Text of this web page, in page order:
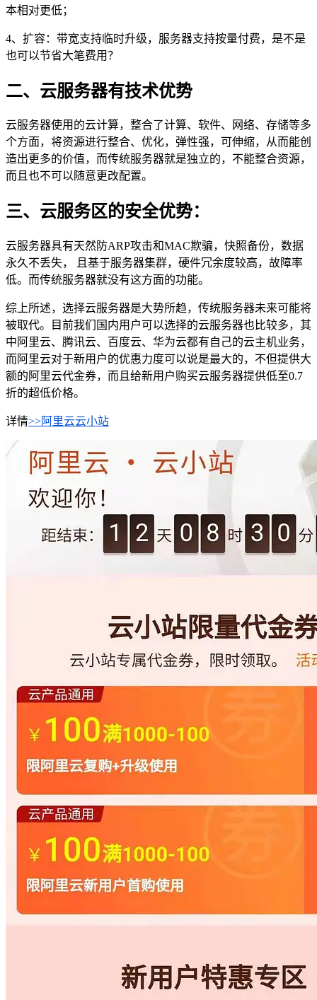
本相对更低；
4、扩容：带宽支持临时升级，服务器支持按量付费，是不是
也可以节省大笔费用？
二、云服务器有技术优势
云服务器使用的云计算，整合了计算、软件、网络、存储等多
个方面，将资源进行整合、优化，弹性强，可伸缩，从而能创
造出更多的价值，而传统服务器就是独立的，不能整合资源，
而且也不可以随意更改配置。
三、云服务区的安全优势：
云服务器具有天然防ARP攻击和MAC欺骗，快照备份，数据
永久不丢失， 且基于服务器集群，硬件冗余度较高，故障率
低。而传统服务器就没有这方面的功能。
综上所述，选择云服务器是大势所趋，传统服务器未来可能将
被取代。目前我们国内用户可以选择的云服务器也比较多，其
中阿里云、腾讯云、百度云、华为云都有自己的云主机业务，
而阿里云对于新用户的优惠力度可以说是最大的，不但提供大
额的阿里云代金券，而且给新用户购买云服务器提供低至0.7
折的超低价格。
详情>>阿里云云小站